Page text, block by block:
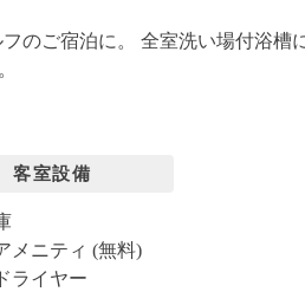
のご宿泊に。 全室洗い場付浴槽
客室設備
メニティ (無料)
ライヤー